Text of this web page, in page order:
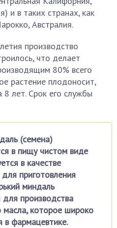
и в таких странах, как
Австралия.
производство
что делает
80% всего
растение плодоносит,
8 лет. Срок его службы
(семена)
в пищу чистом виде
в качестве
приготовления
миндаль
для производства
масла, которое широко
в фармацевтике.